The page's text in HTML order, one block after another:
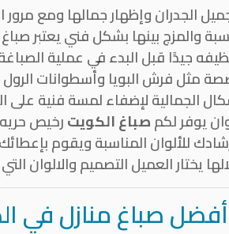
الجدران وإظهار جمالها ومع
والمزج بينها بشكل فني يعتبر
جيدًا قبل البدء في عملية الصباغة
مثل فرش البويا وأسطوانات
الجمالية لإضفاء لمسة فنية
يوفر لكمصباغ الكويترخيص حريه
للألوان المناسبة ويقوم
يختار العميل التصميم والالوان
صباغ منازل في